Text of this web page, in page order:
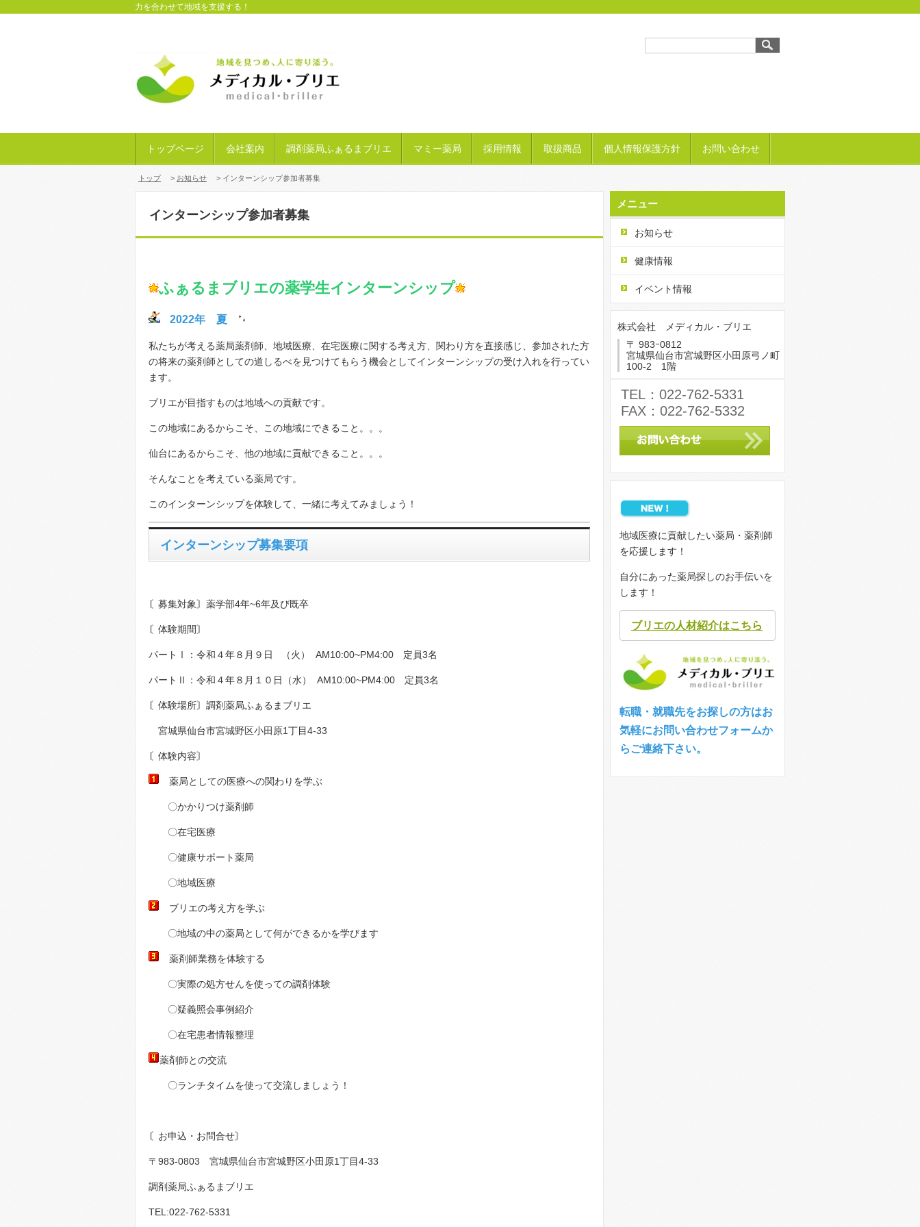
力を合わせて地域を支援する！
トップページ 会社案内 調剤薬局ふぁるまブリエ マミー薬局 採用情報 取扱商品 個人情報保護方針 お問い合わせ
トップ > お知らせ > インターンシップ参加者募集
インターンシップ参加者募集
ふぁるまブリエの薬学生インターンシップ
2022年 夏
私たちが考える薬局薬剤師、地域医療、在宅医療に関する考え方、関わり方を直接感じ、参加された方
の将来の薬剤師としての道しるべを見つけてもらう機会としてインターンシップの受け入れを行ってい
ます。
ブリエが目指すものは地域への貢献です。
この地域にあるからこそ、この地域にできること。。。
仙台にあるからこそ、他の地域に貢献できること。。。
そんなことを考えている薬局です。
このインターンシップを体験して、一緒に考えてみましょう！
インターンシップ募集要項
〘募集対象〙薬学部4年~6年及び既卒
〘体験期間〙
パートⅠ：令和４年８月９日 （火） AM10:00~PM4:00 定員3名
パートⅡ：令和４年８月１０日（水） AM10:00~PM4:00 定員3名
〘体験場所〙調剤薬局ふぁるまブリエ
宮城県仙台市宮城野区小田原1丁目4-33
〘体験内容〙
薬局としての医療への関わりを学ぶ
〇かかりつけ薬剤師
〇在宅医療
〇健康サポート薬局
〇地域医療
ブリエの考え方を学ぶ
〇地域の中の薬局として何ができるかを学びます
薬剤師業務を体験する
〇実際の処方せんを使っての調剤体験
〇疑義照会事例紹介
〇在宅患者情報整理
薬剤師との交流
〇ランチタイムを使って交流しましょう！
〘お申込・お問合せ〙
〒983-0803 宮城県仙台市宮城野区小田原1丁目4-33
調剤薬局ふぁるまブリエ
TEL:022-762-5331
メニュー
お知らせ
健康情報
イベント情報
株式会社 メディカル・ブリエ
〒 983ｰ0812
宮城県仙台市宮城野区小田原弓ノ町
100-2 1階
TEL：022-762-5331
FAX：022-762-5332
地域医療に貢献したい薬局・薬剤師
を応援します！
自分にあった薬局探しのお手伝いを
します！
ブリエの人材紹介はこちら
転職・就職先をお探しの方はお
気軽にお問い合わせフォームか
らご連絡下さい。